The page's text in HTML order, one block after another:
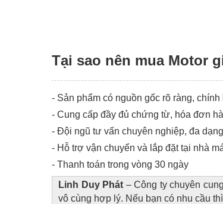
Tại sao nên mua Motor
- Sản phẩm có nguồn gốc rõ ràng,
- Cung cấp đầy đủ chứng từ, hóa đơn
- Đội ngũ tư vấn chuyên nghiệp, đa
- Hỗ trợ vận chuyển và lắp đặt tại nhà
- Thanh toán trong vòng 30 ngày
Linh Duy Phát – Công ty chuyên
vô cùng hợp lý. Nếu bạn có nhu cầu